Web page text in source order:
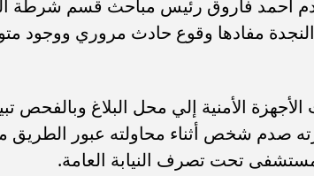
أحمد فاروق رئيس مباحث قسم شرطة
مفادها وقوع حادث مروري ووجود
الأمنية إلي محل البلاغ وبالفحص
صدم شخص أثناء محاولته عبور
تحت تصرف النيابة العامة.